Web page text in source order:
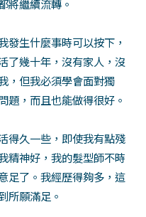
將繼續流轉。
發生什麼事時可以按下，
了幾十年，沒有家人，沒
，但我必須學會面對獨
題，而且也能做得很好。
得久一些，即使我有點殘
精神好，我的髮型師不時
足了。我經歷得夠多，這
所願滿足。